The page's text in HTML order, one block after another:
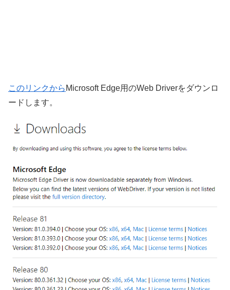
このリンクから Microsoft Edge用のWeb Driverをダウンロ
ードします。